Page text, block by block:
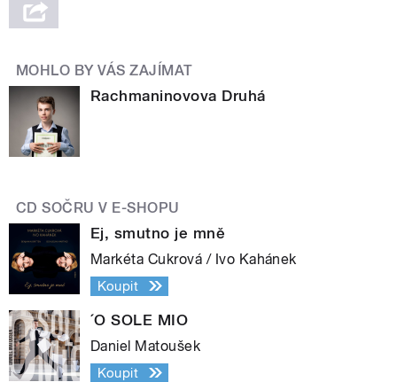
MOHLO BY VÁS ZAJÍMAT
Rachmaninovova Druhá
CD SOČRU V E-SHOPU
Ej, smutno je mně
Markéta Cukrová / Ivo Kahánek
Koupit
´O SOLE MIO
Daniel Matoušek
Koupit